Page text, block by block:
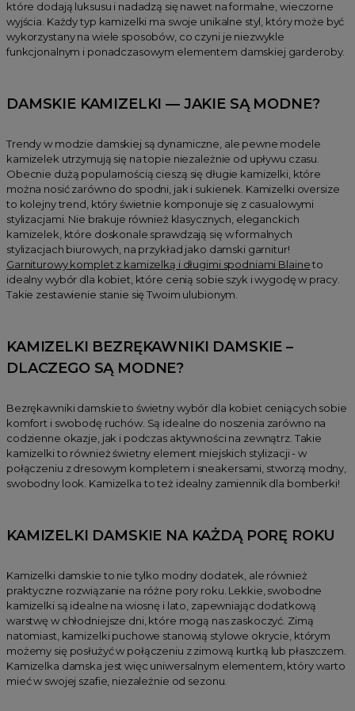
które dodają luksusu i nadadzą się nawet na formalne, wieczorne
wyjścia. Każdy typ kamizelki ma swoje unikalne styl, który może być
wykorzystany na wiele sposobów, co czyni je niezwykle
funkcjonalnym i ponadczasowym elementem damskiej garderoby.
DAMSKIE KAMIZELKI — JAKIE SĄ MODNE?
Trendy w modzie damskiej są dynamiczne, ale pewne modele
kamizelek utrzymują się na topie niezależnie od upływu czasu.
Obecnie dużą popularnością cieszą się długie kamizelki, które
można nosić zarówno do spodni, jak i sukienek. Kamizelki oversize
to kolejny trend, który świetnie komponuje się z casualowymi
stylizacjami. Nie brakuje również klasycznych, eleganckich
kamizelek, które doskonale sprawdzają się w formalnych
stylizacjach biurowych, na przykład jako damski garnitur!
Garniturowy komplet z kamizelką i długimi spodniami Blaineto
idealny wybór dla kobiet, które cenią sobie szyk i wygodę w pracy.
Takie zestawienie stanie się Twoim ulubionym.
KAMIZELKI BEZRĘKAWNIKI DAMSKIE –
DLACZEGO SĄ MODNE?
Bezrękawniki damskie to świetny wybór dla kobiet ceniących sobie
komfort i swobodę ruchów. Są idealne do noszenia zarówno na
codzienne okazje, jak i podczas aktywności na zewnątrz. Takie
kamizelki to również świetny element miejskich stylizacji - w
połączeniu z dresowym kompletem i sneakersami, stworzą modny,
swobodny look. Kamizelka to też idealny zamiennik dla bomberki!
KAMIZELKI DAMSKIE NA KAŻDĄ PORĘ ROKU
Kamizelki damskie to nie tylko modny dodatek, ale również
praktyczne rozwiązanie na różne pory roku. Lekkie, swobodne
kamizelki są idealne na wiosnę i lato, zapewniając dodatkową
warstwę w chłodniejsze dni, które mogą nas zaskoczyć. Zimą
natomiast, kamizelki puchowe stanowią stylowe okrycie, którym
możemy się posłużyć w połączeniu z zimową kurtką lub płaszczem.
Kamizelka damska jest więc uniwersalnym elementem, który warto
mieć w swojej szafie, niezależnie od sezonu.